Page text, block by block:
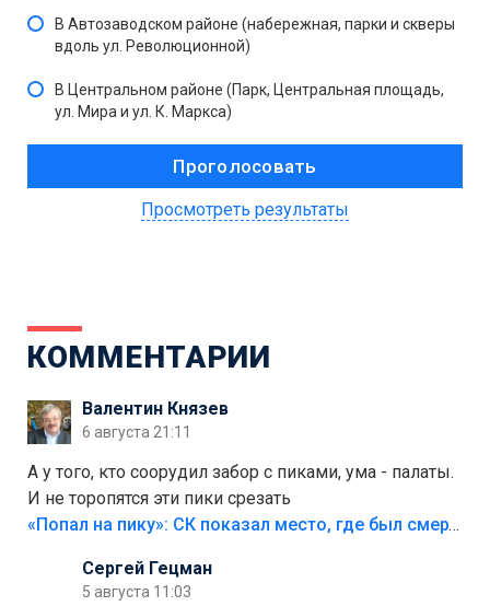
В Автозаводском районе (набережная, парки и скверы
вдоль ул. Революционной)
В Центральном районе (Парк, Центральная площадь,
ул. Мира и ул. К. Маркса)
Просмотреть результаты
КОММЕНТАРИИ
Валентин Князев
6 августа 21:11
А у того, кто соорудил забор с пиками, ума - палаты.
И не торопятся эти пики срезать
«Попал на пику»: СК показал место, где был смертельно травмирован ребенок в Тольятти
Сергей Гецман
5 августа 11:03